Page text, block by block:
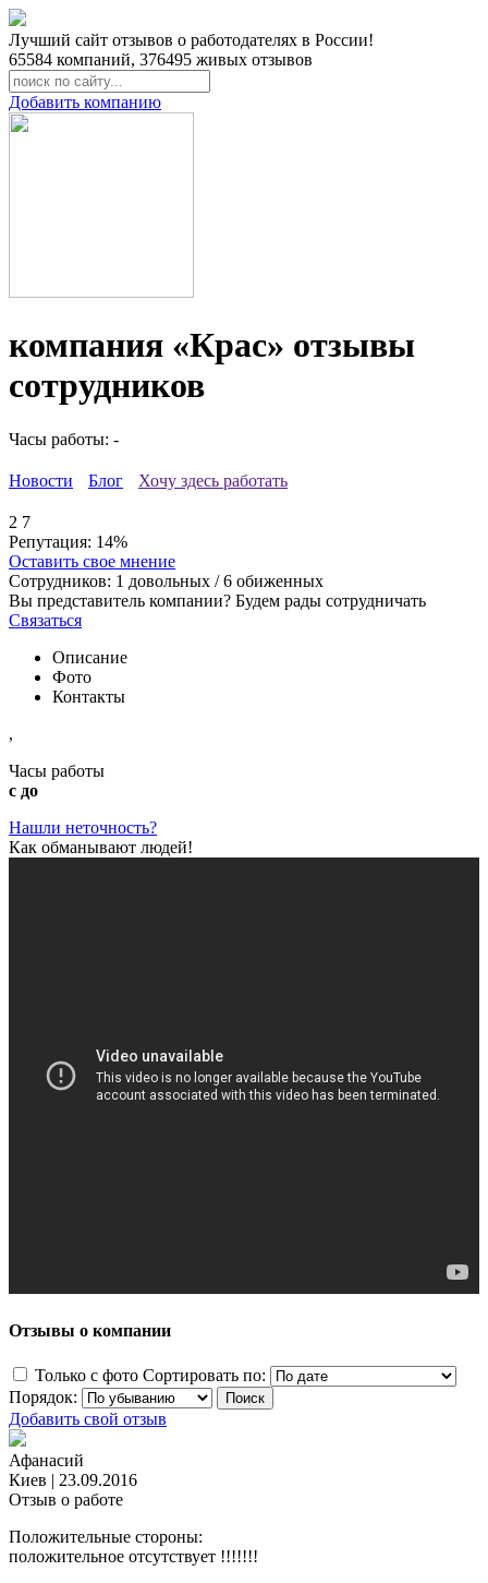
Лучший сайт отзывов о работодателях в России!
65584 компаний, 376495 живых отзывов
Добавить компанию
компания «Крас» отзывы
сотрудников
Часы работы: -
Новости Блог Хочу здесь работать
2 7
Репутация: 14%
Оставить свое мнение
Сотрудников: 1 довольных /6 обиженных
Вы представитель компании? Будем рады сотрудничать
Связаться
Описание
Фото
Контакты
,
Часы работы
с до
Нашли неточность?
Как обманывают людей!
Отзывы о компании
Только с фото Сортировать по:
Порядок:
Добавить свой отзыв
Афанасий
Киев | 23.09.2016
Отзыв о работе
Положительные стороны:
положительное отсутствует !!!!!!!